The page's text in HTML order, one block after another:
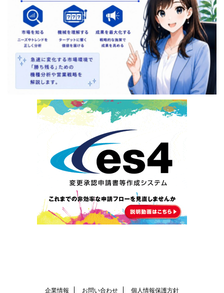
企業情報 お問い合わせ 個人情報保護方針